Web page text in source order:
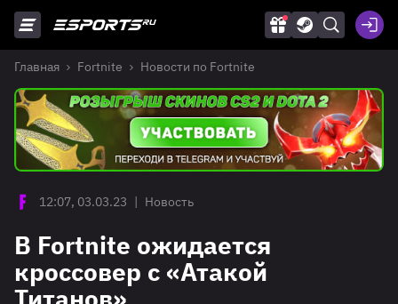
Главная Fortnite Новости по Fortnite
12:07, 03.03.23 | Новость
В Fortnite ожидается
кроссовер с «Атакой